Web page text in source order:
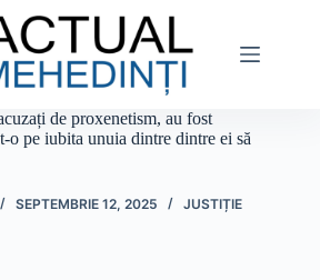
de proxenetism, au fost
o pe iubita unuia dintre dintre ei să
SEPTEMBRIE 12, 2025 JUSTIȚIE